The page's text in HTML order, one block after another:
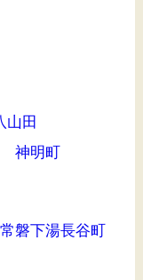
山田
神明町
常磐下湯長谷町